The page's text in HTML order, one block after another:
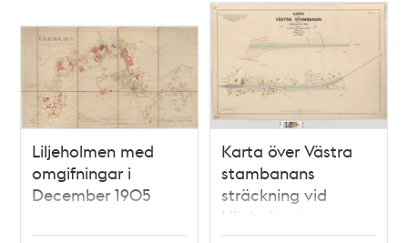
Liljeholmen med
omgifningar i
December 1905
Karta över Västra
stambanans
sträckning vid
Liljeholmen